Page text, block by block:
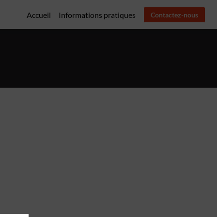
Accueil Informations pratiques Contactez-nous